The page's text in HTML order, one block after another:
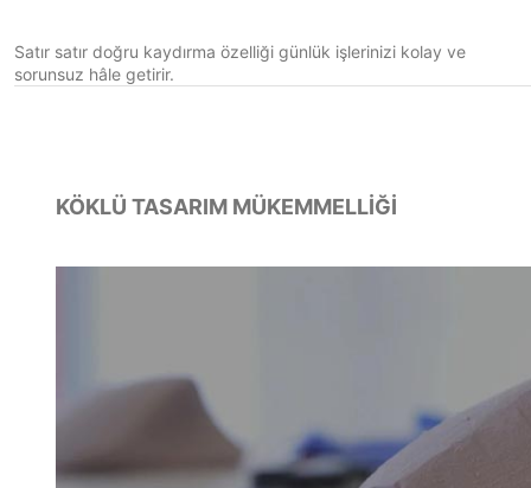
Satır satır doğru kaydırma özelliği günlük işlerinizi kolay ve
sorunsuz hâle getirir.
KÖKLÜ TASARIM MÜKEMMELLİĞİ